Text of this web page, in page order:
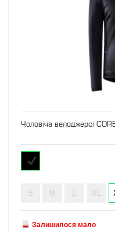
Чоловіча велоджерсі
S M L XL
Залишилося мало